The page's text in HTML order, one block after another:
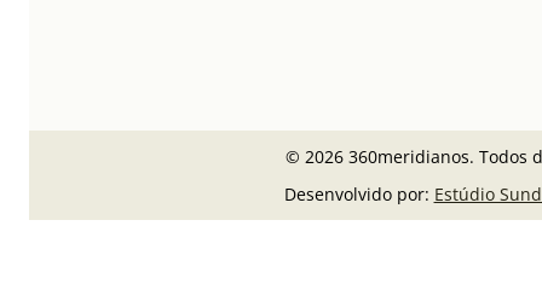
© 2026 360meridianos. Todos
Desenvolvido por: Estúdio